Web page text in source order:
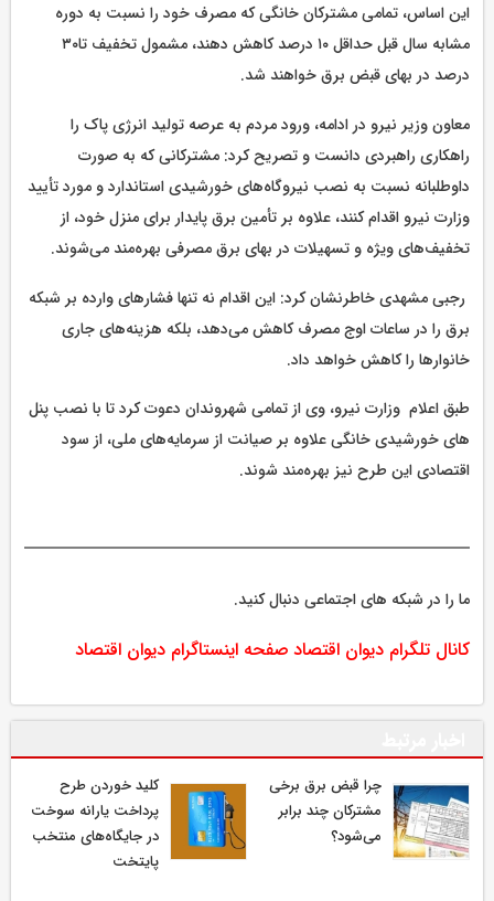
این اساس، تمامی مشترکان خانگی که مصرف خود را نسبت به دوره
مشابه سال قبل حداقل ۱۰ درصد کاهش دهند، مشمول تخفیف تا۳۰
درصد در بهای قبض برق خواهند شد.
معاون وزیر نیرو در ادامه، ورود مردم به عرصه تولید انرژی پاک را
راهکاری راهبردی دانست و تصریح کرد: مشترکانی که به صورت
داوطلبانه نسبت به نصب نیروگاه‌های خورشیدی استاندارد و مورد تأیید
وزارت نیرو اقدام کنند، علاوه بر تأمین برق پایدار برای منزل خود، از
تخفیف‌های ویژه و تسهیلات در بهای برق مصرفی بهره‌مند می‌شوند.
رجبی مشهدی خاطرنشان کرد: این اقدام نه تنها فشارهای وارده بر شبکه
برق را در ساعات اوج مصرف کاهش می‌دهد، بلکه هزینه‌های جاری
خانوارها را کاهش خواهد داد.
طبق اعلام وزارت نیرو، وی از تمامی شهروندان دعوت کرد تا با نصب پنل
های خورشیدی خانگی علاوه بر صیانت از سرمایه‌های ملی، از سود
اقتصادی این طرح نیز بهره‌مند شوند.
ما را در شبکه های اجتماعی دنبال کنید.
کانال تلگرام دیوان اقتصاد صفحه اینستاگرام دیوان اقتصاد
چرا قبض برق برخی
مشترکان چند برابر
می‌شود؟
کلید خوردن طرح
پرداخت یارانه سوخت
در جایگاه‌های منتخب
پایتخت